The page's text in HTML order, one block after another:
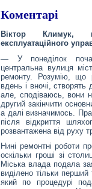
Коментарі
Віктор Климук,
експлуатаційного
— У понеділок
центральна вулиця
ремонту. Розумію, що
вдень і вночі, створять
але, сподіваюсь, вони
другий закінчити
а далі визначимось.
після відкриття
розвантажена від руху
Нині ремонтні роботи
оскільки гроші зі
Міська влада подала
виділено тільки
який по процедурі